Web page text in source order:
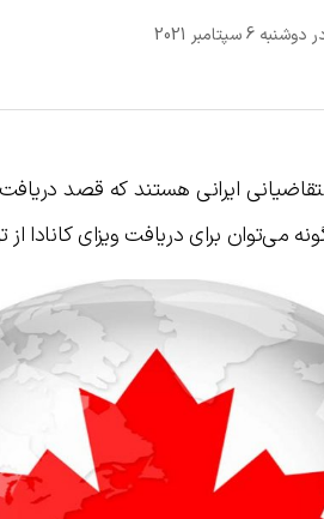
دوشنبه 6 سپتامبر 2021
ایرانی هستند که قصد
برای دریافت ویزای کانادا از